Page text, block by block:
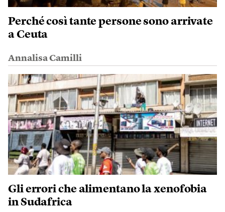
Perché così tante persone sono arrivate
a Ceuta
Annalisa Camilli
Gli errori che alimentano la xenofobia
in Sudafrica